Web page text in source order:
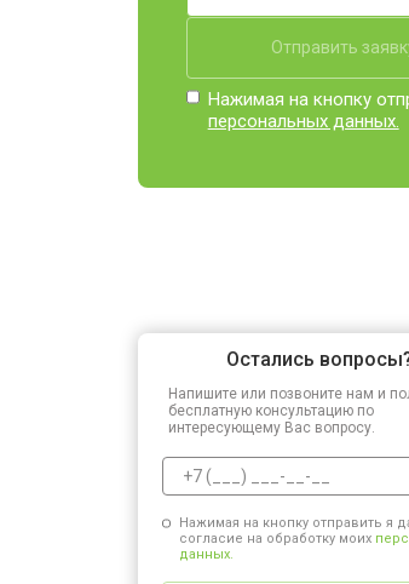
Отправить
Нажимая на кнопку
персональных данных.
Остались
Напишите или позвоните нам и
бесплатную консультацию по
интересующему Вас вопросу.
Нажимая на кнопку отправить я
согласие на обработку моих
данных.